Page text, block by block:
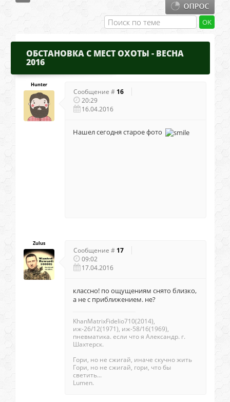
ОБСТАНОВКА С МЕСТ ОХОТЫ - ВЕСНА
2016
Hunter
Сообщение # 16
20:29
16.04.2016
Нашел сегодня старое фото
Zulus
Сообщение # 17
09:02
17.04.2016
классно! по ощущениям снято близко,
а не с приближением. не?
KhanMatrixFidelio710(2014),
иж-26/12(1971), иж-58/16(1969),
пневматика. если что я Александр. г.
Шахтерск.
Гори, но не сжигай, иначе скучно жить
Гори, но не сжигай, гори, что бы
светить...
Lumen.